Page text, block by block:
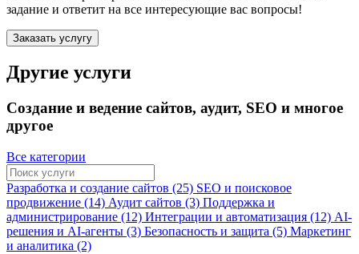
задание и ответит на все интересующие вас вопросы!
Заказать услугу
Другие услуги
Создание и ведение сайтов, аудит, SEO и многое
другое
Все категории
Разработка и создание сайтов (25) SEO и поисковое
продвижение (14) Аудит сайтов (3) Поддержка и
администрирование (12) Интеграции и автоматизация (12) AI-
решения и AI-агенты (3) Безопасность и защита (5) Маркетинг
и аналитика (2)